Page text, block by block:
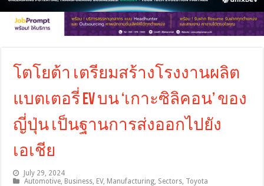
โตโยต้า เตรียมสร้างโรงงานผลิต
แบตเตอรี่ EV บน ‘เกาะซิลิคอน’ ของ
ญี่ปุ่น เป็นฐานการส่งออกไปยัง
เอเชีย
July 29, 2024
Automotive Business EV, Manufacturing Sectors Toyota